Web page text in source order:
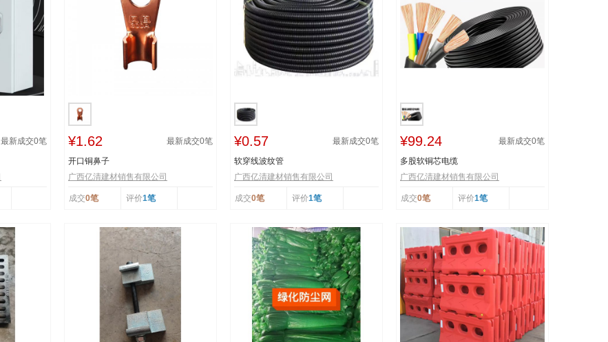
最新成交0笔 ¥1.62 最新成交0笔
开口铜鼻子
广西亿清建材销售有限公司
成交0笔 评价1笔
¥0.57 最新成交0笔
软穿线波纹管
广西亿清建材销售有限公司
成交0笔 评价1笔
¥99.24 最新成交0笔
多股软铜芯电缆
广西亿清建材销售有限公司
成交0笔 评价1笔